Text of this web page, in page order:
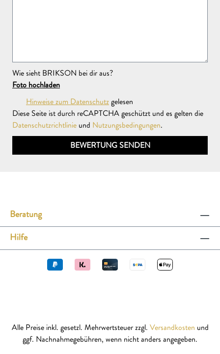
Wie sieht BRIKSON bei dir aus?
Foto hochladen
Hinweise zum Datenschutz gelesen
Diese Seite ist durch reCAPTCHA geschützt und es gelten die
Datenschutzrichtlinie und Nutzungsbedingungen.
BEWERTUNG SENDEN
Beratung
Hilfe
Alle Preise inkl. gesetzl. Mehrwertsteuer zzgl. Versandkosten und
ggf. Nachnahmegebühren, wenn nicht anders angegeben.